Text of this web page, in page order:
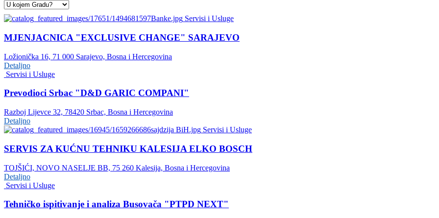
Servisi i Usluge
MJENJACNICA "EXCLUSIVE CHANGE" SARAJEVO
Ložionička 16, 71 000 Sarajevo, Bosna i Hercegovina
Detaljno
Servisi i Usluge
Prevodioci Srbac "D&D GARIC COMPANI"
Razboj Lijevce 32, 78420 Srbac, Bosna i Hercegovina
Detaljno
Servisi i Usluge
SERVIS ZA KUĆNU TEHNIKU KALESIJA ELKO BOSCH
TOJŠIĆI, NOVO NASELJE BB, 75 260 Kalesija, Bosna i Hercegovina
Detaljno
Servisi i Usluge
Tehničko ispitivanje i analiza Busovača "PTPD NEXT"